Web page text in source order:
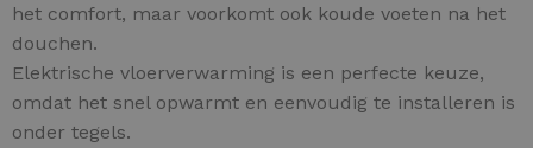
het comfort, maar voorkomt ook koude voeten na het
douchen.
Elektrische vloerverwarming is een perfecte keuze,
omdat het snel opwarmt en eenvoudig te installeren is
onder tegels.